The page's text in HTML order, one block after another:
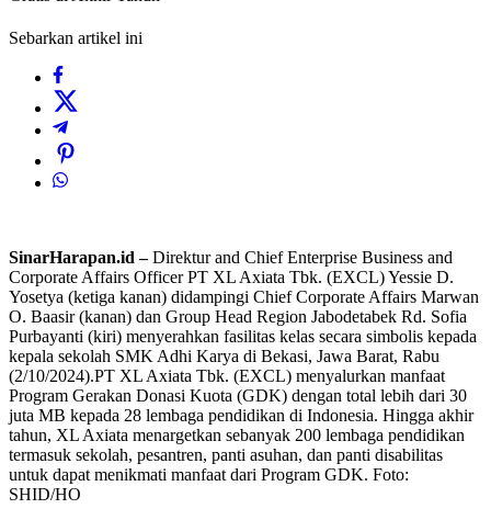
Sebarkan artikel ini
SinarHarapan.id –Direktur and Chief Enterprise Business and
Corporate Affairs Officer PT XL Axiata Tbk. (EXCL) Yessie D.
Yosetya (ketiga kanan) didampingi Chief Corporate Affairs Marwan
O. Baasir (kanan) dan Group Head Region Jabodetabek Rd. Sofia
Purbayanti (kiri) menyerahkan fasilitas kelas secara simbolis kepada
kepala sekolah SMK Adhi Karya di Bekasi, Jawa Barat, Rabu
(2/10/2024).PT XL Axiata Tbk. (EXCL) menyalurkan manfaat
Program Gerakan Donasi Kuota (GDK) dengan total lebih dari 30
juta MB kepada 28 lembaga pendidikan di Indonesia. Hingga akhir
tahun, XL Axiata menargetkan sebanyak 200 lembaga pendidikan
termasuk sekolah, pesantren, panti asuhan, dan panti disabilitas
untuk dapat menikmati manfaat dari Program GDK. Foto:
SHID/HO